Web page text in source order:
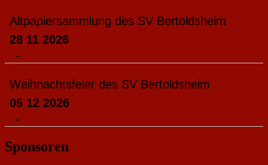
Altpapiersammlung des SV Bertoldsheim
28 11 2026
-
Weihnachtsfeier des SV Bertoldsheim
05 12 2026
-
Sponsoren